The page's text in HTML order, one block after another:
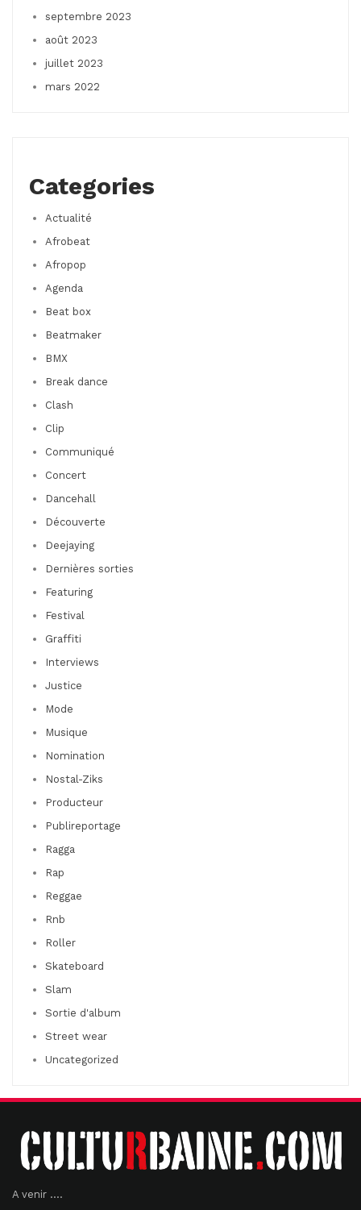
septembre 2023
août 2023
juillet 2023
mars 2022
Categories
Actualité
Afrobeat
Afropop
Agenda
Beat box
Beatmaker
BMX
Break dance
Clash
Clip
Communiqué
Concert
Dancehall
Découverte
Deejaying
Dernières sorties
Featuring
Festival
Graffiti
Interviews
Justice
Mode
Musique
Nomination
Nostal-Ziks
Producteur
Publireportage
Ragga
Rap
Reggae
Rnb
Roller
Skateboard
Slam
Sortie d'album
Street wear
Uncategorized
A venir ....